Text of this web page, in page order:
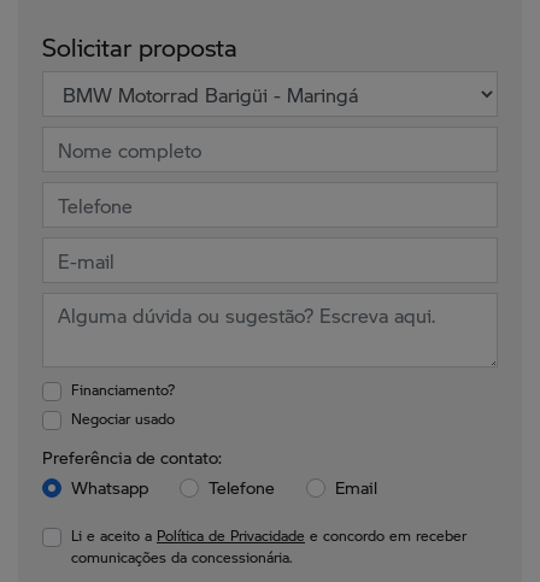
Solicitar proposta
Financiamento?
Negociar usado
Preferência de contato:
Whatsapp
Telefone Email
Li e aceito a Política de Privacidade e concordo em receber
comunicações da concessionária.